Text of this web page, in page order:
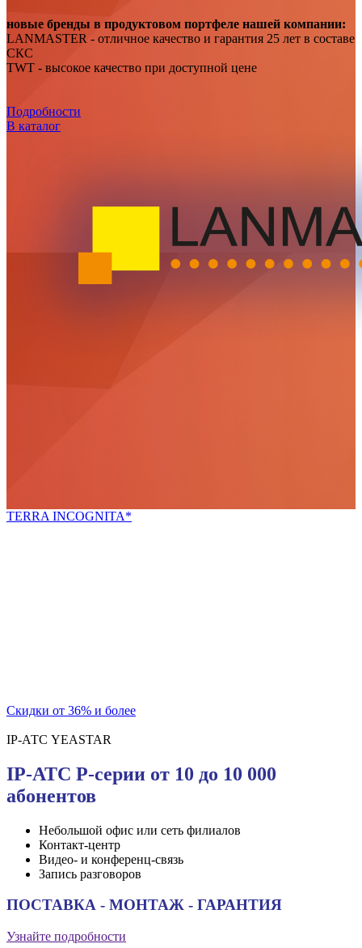
новые бренды в продуктовом портфеле нашей компании:
LANMASTER - отличное качество и гарантия 25 лет в составе
СКС
TWT - высокое качество при доступной цене
Подробности
В каталог
TERRA INCOGNITA*
Скидки от 36% и более
IP-АТС YEASTAR
IP-АТС P-серии от 10 до 10 000
абонентов
Небольшой офис или сеть филиалов
Контакт-центр
Видео- и конференц-связь
Запись разговоров
ПОСТАВКА - МОНТАЖ - ГАРАНТИЯ
Узнайте подробности